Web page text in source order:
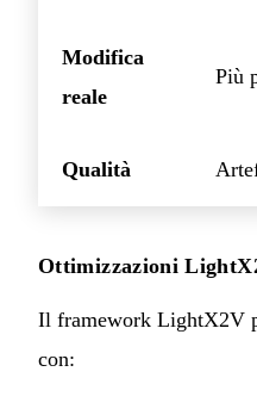
Modifica
reale
Più
Qualità
Ottimizzazioni
Il framework LightX2V
con: